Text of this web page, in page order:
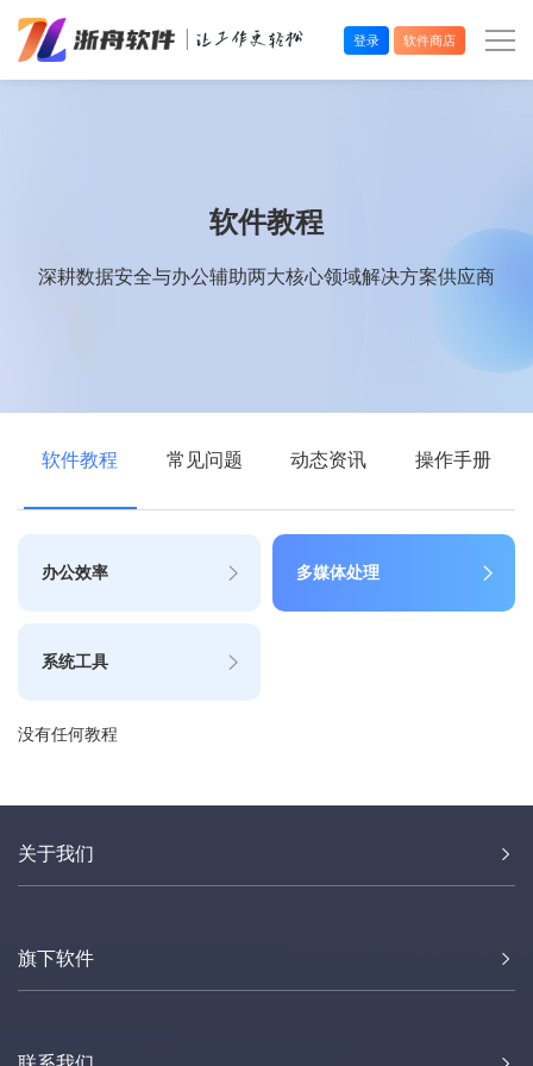
登录 软件商店
软件教程
深耕数据安全与办公辅助两大核心领域解决方案供应商
软件教程 常见问题 动态资讯 操作手册
办公效率 多媒体处理
系统工具
没有任何教程
关于我们
旗下软件